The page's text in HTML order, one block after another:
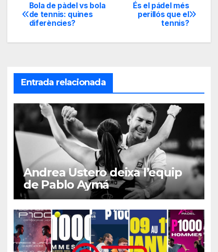
Navegación
de
És el pádel més
perillós que el
tennis?
Bola de pàdel vs bola
de tennis: quines
diferències?
Entrada relacionada
Andrea Ustero deixa l’equip
de Pablo Aymá